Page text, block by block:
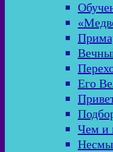
Его
Чем и